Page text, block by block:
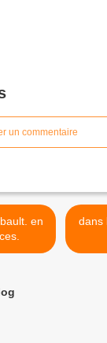
un commentaire